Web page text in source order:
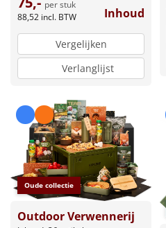
per stuk
88,52 incl. BTW Inhoud
Vergelijken
Verlanglijst
Oude collectie
Outdoor Verwennerij